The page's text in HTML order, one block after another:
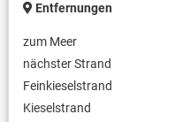
Entfernungen
zum Meer
nächster Strand
Feinkieselstrand
Kieselstrand